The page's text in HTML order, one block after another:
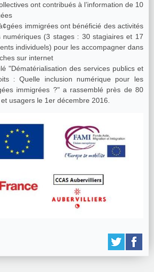
ont contribués à l’information de 10
immigrées ont bénéficié des activités
numériques (3 stages : 30 stagiaires et 17
individuels) pour les accompagner dans
sur internet
"Dématérialisation des services publics et
: Quelle inclusion numérique pour les
immigrées ?" a rassemblé près de 80
usagers le 1er décembre 2016.